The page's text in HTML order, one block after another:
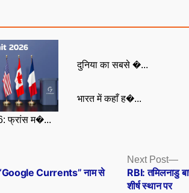
फ्रांस म�...
दुनिया का सबसे �...
भारत में कहाँ ह�...
Currents” नाम से
Next Post
RBI: तमिलनाडु
शीर्ष स्थान पर